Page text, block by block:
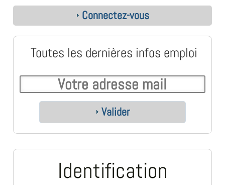
Connectez-vous
Toutes les dernières infos emploi
Valider
Identification